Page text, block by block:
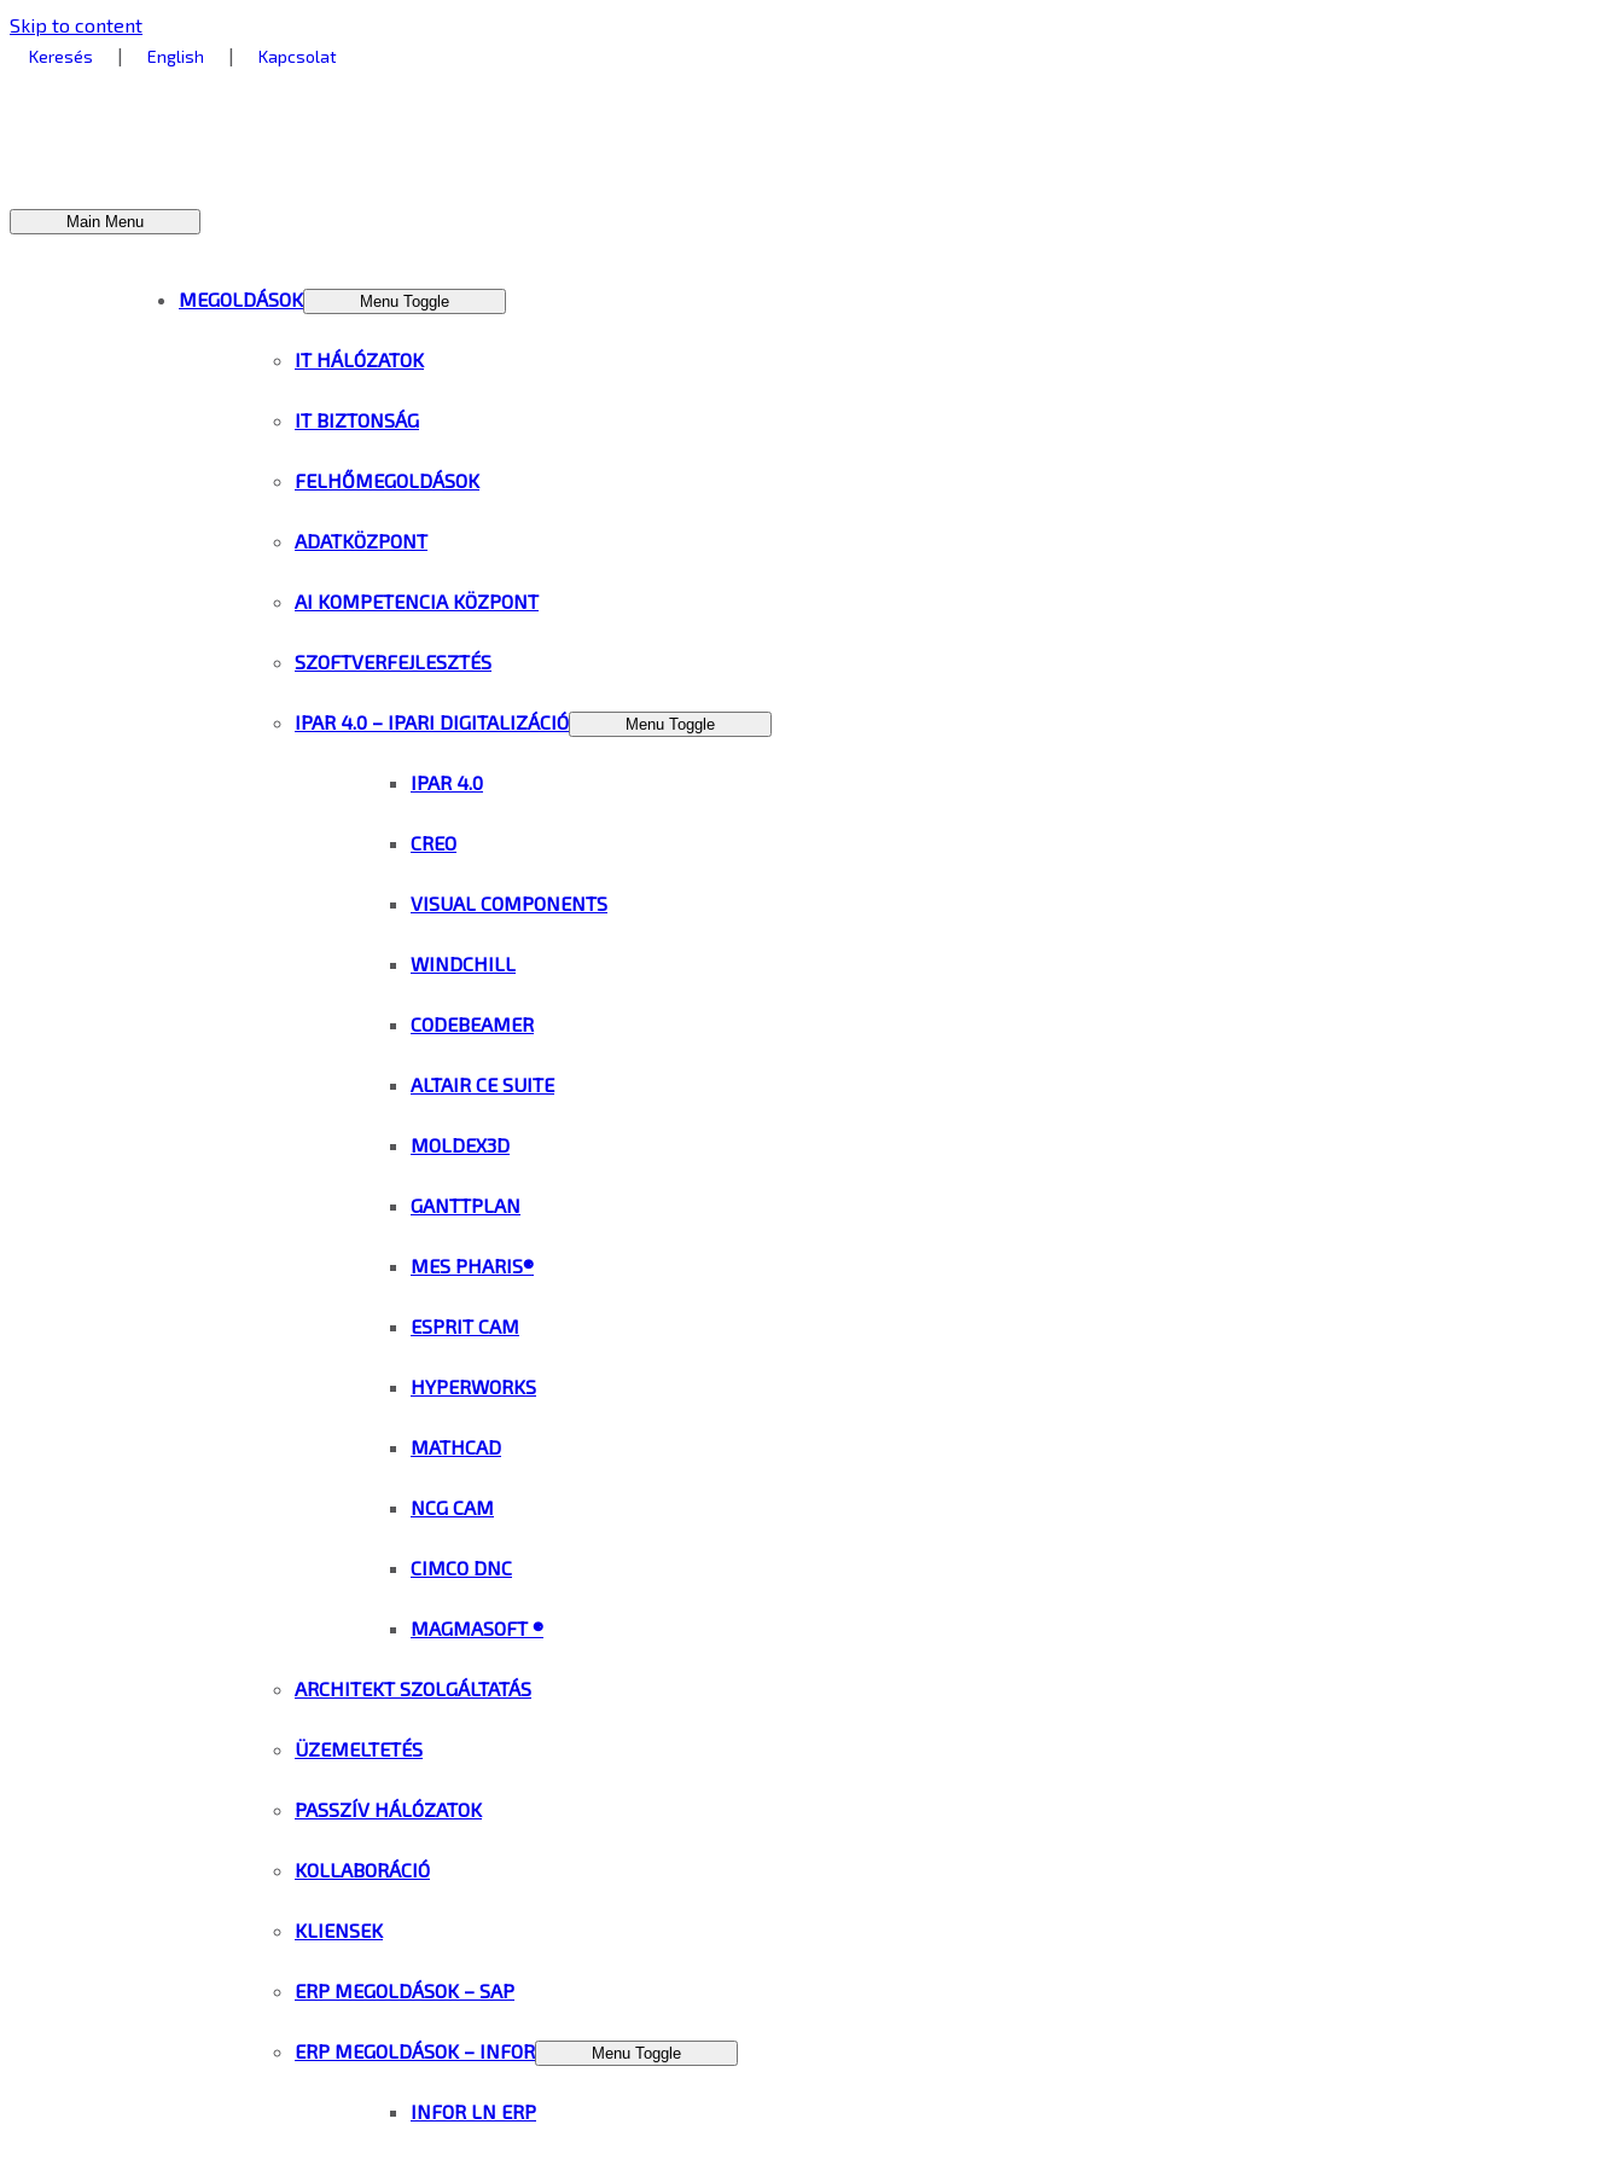
Skip to content
Keresés | English | Kapcsolat
Main Menu
MEGOLDÁSOK Menu Toggle
IT HÁLÓZATOK
IT BIZTONSÁG
FELHŐMEGOLDÁSOK
ADATKÖZPONT
AI KOMPETENCIA KÖZPONT
SZOFTVERFEJLESZTÉS
IPAR 4.0 – IPARI DIGITALIZÁCIÓ Menu Toggle
IPAR 4.0
CREO
VISUAL COMPONENTS
WINDCHILL
CODEBEAMER
ALTAIR CE SUITE
MOLDEX3D
GANTTPLAN
MES PHARIS®
ESPRIT CAM
HYPERWORKS
MATHCAD
NCG CAM
CIMCO DNC
MAGMASOFT ®
ARCHITEKT SZOLGÁLTATÁS
ÜZEMELTETÉS
PASSZÍV HÁLÓZATOK
KOLLABORÁCIÓ
KLIENSEK
ERP MEGOLDÁSOK – SAP
ERP MEGOLDÁSOK – INFOR Menu Toggle
INFOR LN ERP